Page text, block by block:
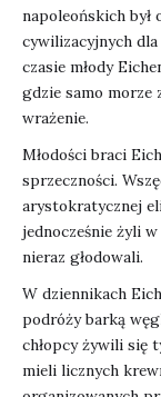
napoleońskich był
cywilizacyjnych
czasie młody
gdzie samo morze
wrażenie.
Młodości braci
sprzeczności.
arystokratycznej
jednocześnie żyli
nieraz głodowali.
W dziennikach
podróży barką
chłopcy żywili się
mieli licznych